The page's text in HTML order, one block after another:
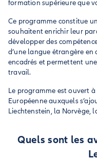
formation supérieure que
Ce programme constitue
souhaitent enrichir leur
développer des
d’une langue étrangère
encadrés et permettent
travail.
Le programme est ouvert à
Européenne auxquels
Liechtenstein, la Norvège,
Quels sont les